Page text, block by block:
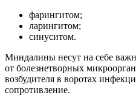
фарингитом;
ларингитом;
синуситом.
Миндалины несут на себе
от болезнетворных
возбудителя в воротах
сопротивление.